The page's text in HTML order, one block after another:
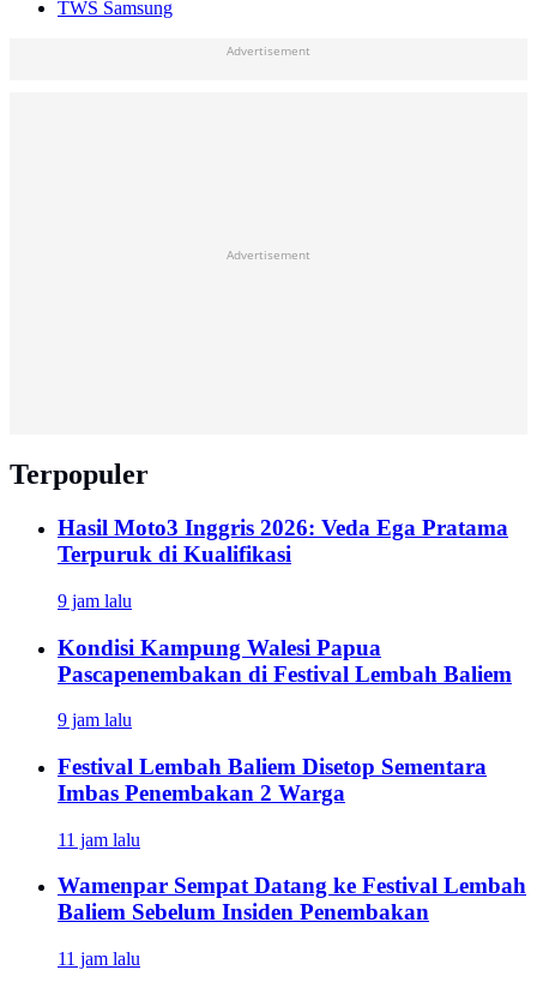
TWS Samsung
Advertisement
Advertisement
Terpopuler
Hasil Moto3 Inggris 2026: Veda Ega Pratama
Terpuruk di Kualifikasi
9 jam lalu
Kondisi Kampung Walesi Papua
Pascapenembakan di Festival Lembah Baliem
9 jam lalu
Festival Lembah Baliem Disetop Sementara
Imbas Penembakan 2 Warga
11 jam lalu
Wamenpar Sempat Datang ke Festival Lembah
Baliem Sebelum Insiden Penembakan
11 jam lalu